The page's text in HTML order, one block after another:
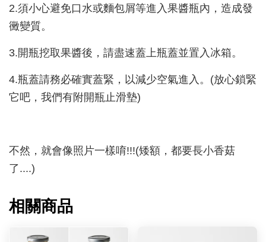
2.須小心避免口水或麵包屑等進入果醬瓶內，造成發
黴變質。
3.開瓶挖取果醬後，請盡速蓋上瓶蓋並置入冰箱。
4.瓶蓋請務必確實蓋緊，以減少空氣進入。(放心鎖緊
它吧，我們有附開瓶止滑墊)
不然，就會像照片一樣唷!!!(矮額，都要長小香菇
了....)
相關商品